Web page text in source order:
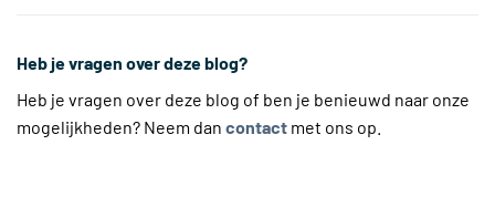
Heb je vragen over deze blog?
Heb je vragen over deze blog of ben je benieuwd naar onze
mogelijkheden? Neem dan contact met ons op.